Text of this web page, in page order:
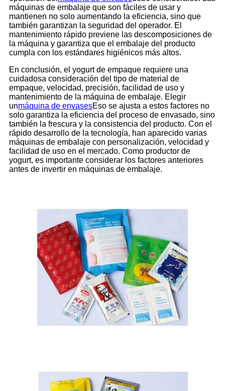
máquinas de embalaje que son fáciles de usar y
mantienen no solo aumentando la eficiencia, sino que
también garantizan la seguridad del operador. El
mantenimiento rápido previene las descomposiciones de
la máquina y garantiza que el embalaje del producto
cumpla con los estándares higiénicos más altos.
En conclusión, el yogurt de empaque requiere una
cuidadosa consideración del tipo de material de
empaque, velocidad, precisión, facilidad de uso y
mantenimiento de la máquina de embalaje. Elegir
unmáquina de envasesEso se ajusta a estos factores no
solo garantiza la eficiencia del proceso de envasado, sino
también la frescura y la consistencia del producto. Con el
rápido desarrollo de la tecnología, han aparecido varias
máquinas de embalaje con personalización, velocidad y
facilidad de uso en el mercado. Como productor de
yogurt, es importante considerar los factores anteriores
antes de invertir en máquinas de embalaje.